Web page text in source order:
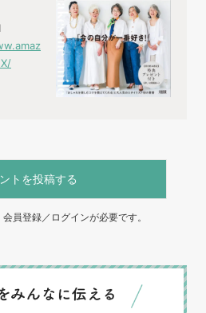
トを投稿する
員登録／ログインが必要です。